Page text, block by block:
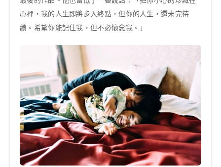
心裡，我的人生即將步入終點，但你的人生，還未完待
續。希望你能記住我，但不必懷念我。」